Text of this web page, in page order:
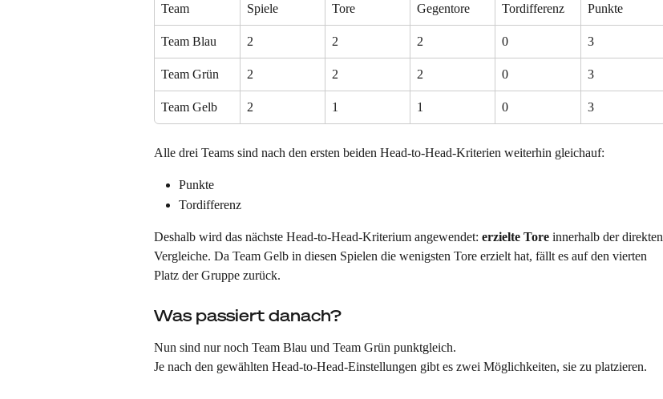
Team Spiele Tore Gegentore Tordifferenz Punkte
Team Blau 2 2 2 0 3
Team Grün 2 2 2 0 3
Team Gelb 2 1 1 0 3
Alle drei Teams sind nach den ersten beiden Head-to-Head-Kriterien weiterhin gleichauf:
Punkte
Tordifferenz
Deshalb wird das nächste Head-to-Head-Kriterium angewendet: erzielte Tore innerhalb der direkten
Vergleiche. Da Team Gelb in diesen Spielen die wenigsten Tore erzielt hat, fällt es auf den vierten
Platz der Gruppe zurück.
Was passiert danach?
Nun sind nur noch Team Blau und Team Grün punktgleich.
Je nach den gewählten Head-to-Head-Einstellungen gibt es zwei Möglichkeiten, sie zu platzieren.